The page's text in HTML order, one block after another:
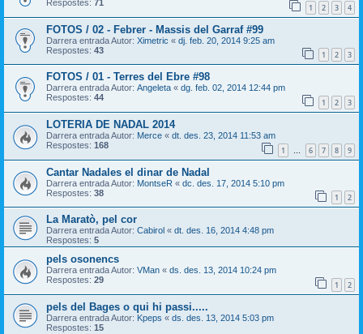
Respostes: 71 1 2 3 4
FOTOS / 02 - Febrer - Massis del Garraf #99
Darrera entrada Autor: Ximetric « dj. feb. 20, 2014 9:25 am
Respostes: 43 1 2 3
FOTOS / 01 - Terres del Ebre #98
Darrera entrada Autor: Angeleta « dg. feb. 02, 2014 12:44 pm
Respostes: 44 1 2 3
LOTERIA DE NADAL 2014
Darrera entrada Autor: Merce « dt. des. 23, 2014 11:53 am
Respostes: 168 1 … 6 7 8 9
Cantar Nadales el dinar de Nadal
Darrera entrada Autor: MontseR « dc. des. 17, 2014 5:10 pm
Respostes: 38 1 2
La Maratò, pel cor
Darrera entrada Autor: Cabirol « dt. des. 16, 2014 4:48 pm
Respostes: 5
pels osonencs
Darrera entrada Autor: VMan « ds. des. 13, 2014 10:24 pm
Respostes: 29 1 2
pels del Bages o qui hi passi.....
Darrera entrada Autor: Kpeps « ds. des. 13, 2014 5:03 pm
Respostes: 15